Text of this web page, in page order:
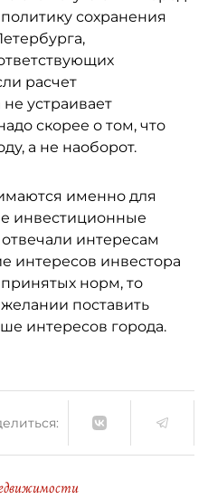
сохранения
расчет
устраивает
скорее о том, что
а не наоборот.
именно для
инвестиционные
интересам
интересов инвестора
принятых норм, то
поставить
интересов города.